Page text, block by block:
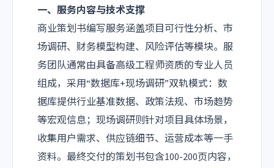
一、服务内容与技术支撑
商业策划书编写服务涵盖项目可行性分析、市
场调研、财务模型构建、风险评估等模块。服
务团队通常由具备高级工程师资质的专业人员
组成，采用“数据库+现场调研”双轨模式：数
据库提供行业基准数据、政策法规、市场趋势
等宏观信息；现场调研则针对项目具体场景，
收集用户需求、供应链细节、运营成本等一手
资料。最终交付的策划书包含100-200页内容，